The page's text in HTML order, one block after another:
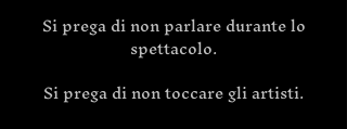
Si prega di non parlare durante lo
spettacolo.
Si prega di non toccare gli artisti.